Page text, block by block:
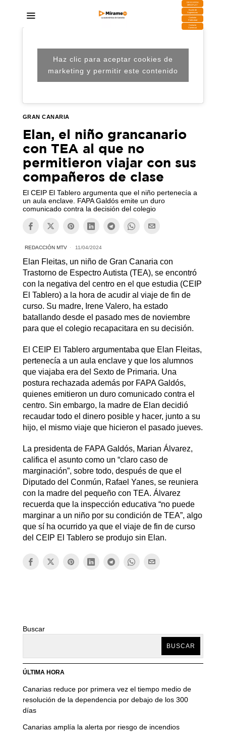
DESCARGA
MIRAPLAY
Buzón de
Sugerencias
Contratar
Publicidad
Contacto
Comercial
Haz clic para aceptar cookies de
marketing y permitir este contenido
GRAN CANARIA
Elan, el niño grancanario
con TEA al que no
permitieron viajar con sus
compañeros de clase
El CEIP El Tablero argumenta que el niño pertenecía a
un aula enclave. FAPA Galdós emite un duro
comunicado contra la decisión del colegio
REDACCIÓN MTV 11/04/2024
Elan Fleitas, un niño de Gran Canaria con
Trastorno de Espectro Autista (TEA), se encontró
con la negativa del centro en el que estudia (CEIP
El Tablero) a la hora de acudir al viaje de fin de
curso. Su madre, Irene Valero, ha estado
batallando desde el pasado mes de noviembre
para que el colegio recapacitara en su decisión.
El CEIP El Tablero argumentaba que Elan Fleitas,
pertenecía a un aula enclave y que los alumnos
que viajaba era del Sexto de Primaria. Una
postura rechazada además por FAPA Galdós,
quienes emitieron un duro comunicado contra el
centro. Sin embargo, la madre de Elan decidió
recaudar todo el dinero posible y hacer, junto a su
hijo, el mismo viaje que hicieron el pasado jueves.
La presidenta de FAPA Galdós, Marian Álvarez,
califica el asunto como un “claro caso de
marginación”, sobre todo, después de que el
Diputado del Conmún, Rafael Yanes, se reuniera
con la madre del pequeño con TEA. Álvarez
recuerda que la inspección educativa “no puede
marginar a un niño por su condición de TEA”, algo
que sí ha ocurrido ya que el viaje de fin de curso
del CEIP El Tablero se produjo sin Elan.
Buscar
BUSCAR
ÚLTIMA HORA
Canarias reduce por primera vez el tiempo medio de
resolución de la dependencia por debajo de los 300
días
Canarias amplía la alerta por riesgo de incendios